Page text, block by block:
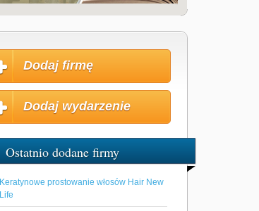
Dodaj firmę
Dodaj wydarzenie
Ostatnio dodane firmy
Keratynowe prostowanie włosów Hair New
Life